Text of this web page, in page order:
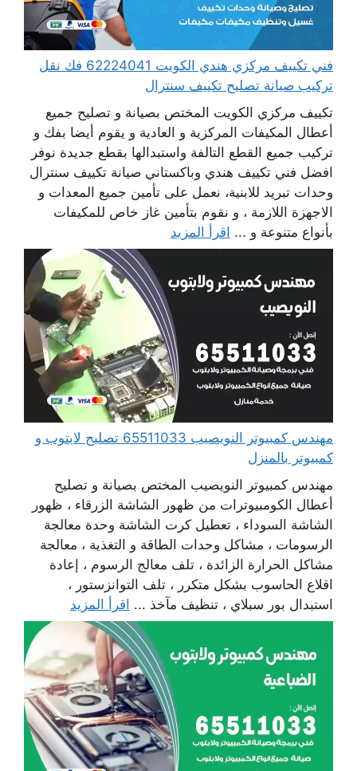
فني تكييف مركزي هندي الكويت 62224041 فك نقل
تركيب صيانة تصليح تكييف سنترال
تكييف مركزي الكويت المختص بصيانة و تصليح جميع
أعطال المكيفات المركزية و العادية و يقوم أيضا بفك و
تركيب جميع القطع التالفة واستبدالها بقطع جديدة نوفر
افضل فني تكييف هندي وباكستاني صيانة تكييف سنترال
وحدات تبريد للابنية، نعمل على تأمين جميع المعدات و
الاجهزة اللازمة ، و نقوم بتأمين غاز خاص للمكيفات
بأنواع متنوعة و ... اقرأ المزيد
مهندس كمبيوتر النويصيب 65511033 تصليح لابتوب و
كمبيوتر بالمنزل
مهندس كمبيوتر النويصيب المختص بصيانة و تصليح
أعطال الكومبيوترات من ظهور الشاشة الزرقاء ، ظهور
الشاشة السوداء ، تعطيل كرت الشاشة وحدة معالجة
الرسومات ، مشاكل وحدات الطاقة و التغذية ، معالجة
مشاكل الحرارة الزائدة ، تلف معالج الرسوم ، إعادة
اقلاع الحاسوب بشكل متكرر ، تلف التوانزستور ،
استبدال بور سبلاي ، تنظيف مآخذ ... اقرأ المزيد